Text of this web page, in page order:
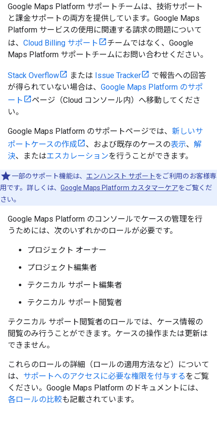
Google Maps Platform サポートチームは、技術サポート
と課金サポートの両方を提供しています。Google Maps
Platform サービスの使用に関連する請求の問題について
は、 Cloud Billing サポート
チームではなく、Google
Maps Platform サポートチームにお問い合わせください。
Stack Overflow または Issue Tracker
で報告への回答
が得られていない場合は、 Google Maps Platform のサポ
ート
ページ（Cloud コンソール内）へ移動してくださ
い。
Google Maps Platform のサポートページでは、 新しいサ
ポートケースの作成
、および既存のケースの表示、 解
決、またはエスカレーションを行うことができます。
一部のサポート機能は、 エンハンスト サポートをご利用のお客様専
用です。詳しくは、 Google Maps Platform カスタマーケアをご覧くだ
さい。
Google Maps Platform のコンソールでケースの管理を行
うためには、次のいずれかのロールが必要です。
プロジェクト オーナー
プロジェクト編集者
テクニカル サポート編集者
テクニカル サポート閲覧者
テクニカル サポート閲覧者のロールでは、ケース情報の
閲覧のみ行うことができます。ケースの操作または更新は
できません。
これらのロールの詳細（ロールの適用方法など）について
は、 サポートへのアクセスに必要な権限を付与するをご覧
ください。Google Maps Platform のドキュメントには、
各ロールの比較も記載されています。